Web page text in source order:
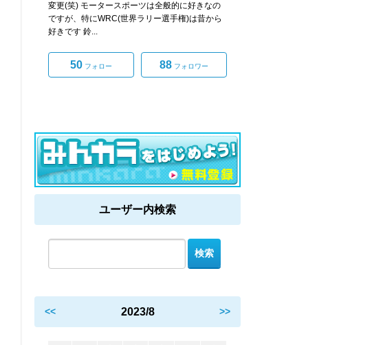
変更(笑) モータースポーツは全般的に好きなの
ですが、特にWRC(世界ラリー選手権)は昔から
好きです 鈴...
50 フォロー 88 フォロワー
ユーザー内検索
<< 2023/8 >>